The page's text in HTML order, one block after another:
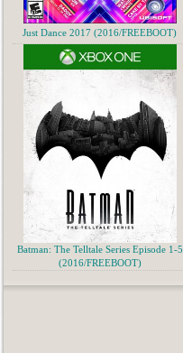
Just Dance 2017 (2016/FREEBOOT)
Batman: The Telltale Series Episode 1-5
(2016/FREEBOOT)